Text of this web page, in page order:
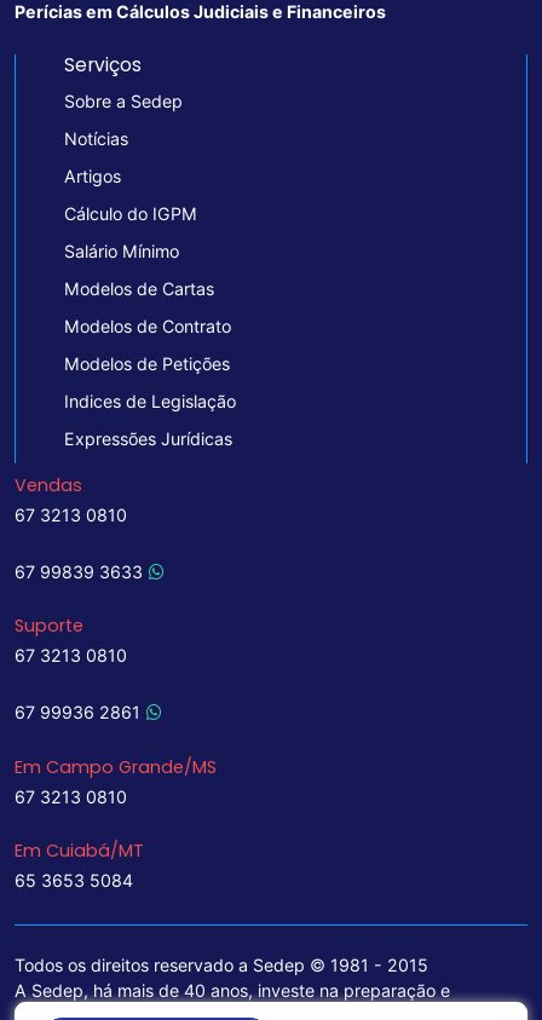
Perícias em Cálculos Judiciais e Financeiros
Serviços
Sobre a Sedep
Notícias
Artigos
Cálculo do IGPM
Salário Mínimo
Modelos de Cartas
Modelos de Contrato
Modelos de Petições
Indices de Legislação
Expressões Jurídicas
Vendas
67 3213 0810
67 99839 3633
Suporte
67 3213 0810
67 99936 2861
Em Campo Grande/MS
67 3213 0810
Em Cuiabá/MT
65 3653 5084
Todos os direitos reservado a Sedep © 1981 - 2015
A Sedep, há mais de 40 anos, investe na preparação e